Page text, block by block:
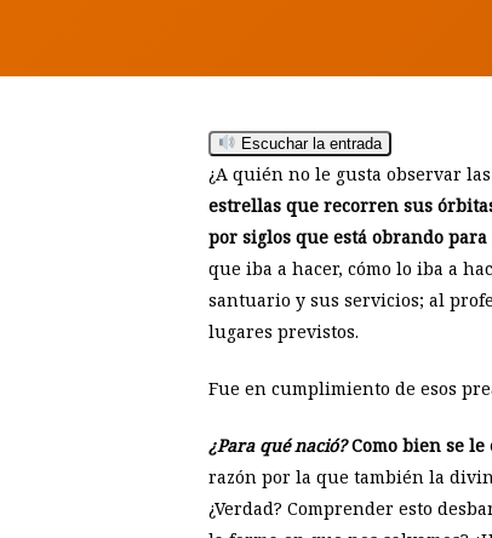
Hit enter to search or ESC to close
Escuchar la entrada
¿A quién no le gusta observar
estrellas que recorren sus
por siglos que está obrando
que iba a hacer, cómo lo iba a
santuario y sus servicios; al
lugares previstos.
Fue en cumplimiento de esos
¿Para qué nació?Como bien se
razón por la que también la
¿Verdad? Comprender esto